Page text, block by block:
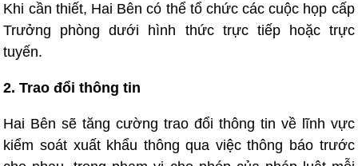
Khi cần thiết, Hai Bên có thể tổ chức các cuộc họp cấp
Trưởng phòng dưới hình thức trực tiếp hoặc trực
tuyến.
2. Trao đổi thông tin
Hai Bên sẽ tăng cường trao đổi thông tin về lĩnh vực
kiểm soát xuất khẩu thông qua việc thông báo trước